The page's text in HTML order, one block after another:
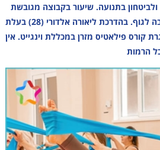
בתנועה. שיעור בקבוצה מגובשת
ותומכת, עם יחס אישי והקשבה לגוף. בהדרכת ליאורה אלדורי (28) בעלת
קורס פילאטיס מזרן במכללת וינגייט. אין
הרמות